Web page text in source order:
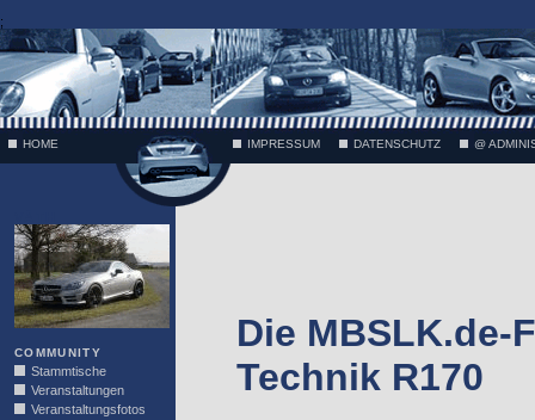
;
HOME IMPRESSUM DATENSCHUTZ @
COMMUNITY
Stammtische
Veranstaltungen
Veranstaltungsfotos
Die MBSLK.de-
Technik R170